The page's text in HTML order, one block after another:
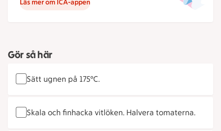
Läs mer om ICA-appen
Gör så här
Sätt ugnen på 175°C.
Skala och finhacka vitlöken. Halvera tomaterna.